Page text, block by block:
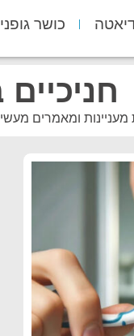
כושר גופני
מעניינות ומאמרים